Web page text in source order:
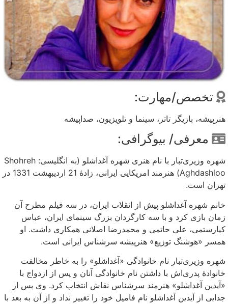
تخصص/مهارت:
هنرپیشه، بازیگر تاتر، سینما و تلویزیون، صداپیشه
معرفی/ بیوگرافی:
شهره وزیری‌تبار با نام هنری شهره آغداشلو (به انگلیسی: Shohreh
Aghdashloo) هنرمند امریکایی ایرانی، زادهٔ 21 اردیبهشت 1331 در
تهران است.
خانم شهره آغداشلو پیش از انقلاب ایران، در سه فیلم مطرح آن
زمان بازی کرد و با سه کارگردان بزرگ سینمای ایران، عباس
کیارستمی، علی حاتمی و محمدرضا اصلانی همکاری داشت. او
همسر «هوشنگ توزیع» هنرپیشه سرشناس ایرانی است.
شهره وزیری‌تبار نام خانوادگی «آغداشلو» را به خاطر مخالفت
خانوادهٔ پدری‌اش با داشتن نام خانوادگی آنان و پس از ازدواج با
«آیدین آغداشلو» هنرمند سرشناس نقاش انتخاب کرد. وی پس از
جدایی از آیدین آغداشلو نام فامیل خود را تغییر نداد و از آن به بعد با